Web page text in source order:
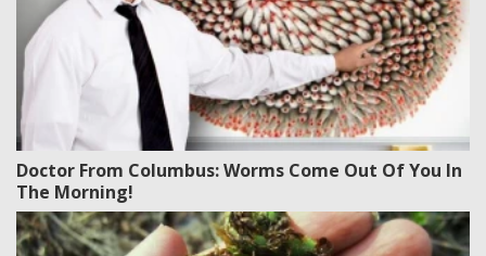
Doctor From Columbus: Worms Come Out Of You In
The Morning!